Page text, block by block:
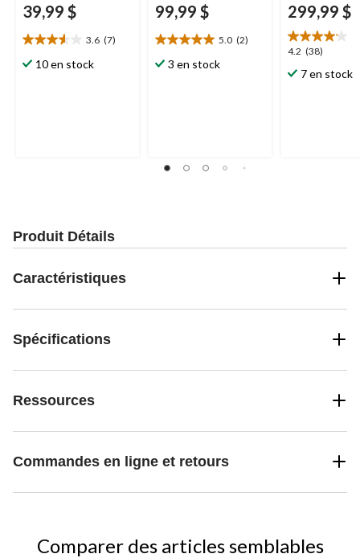
39,99 $
3.6 (7)
3.6
étoile(s)
10 en stock
99,99 $
5.0 (2)
5.0
étoile(s)
3 en stock
299,99 $
4.2 (38)
4.2
étoile(s)
sur
7 en stock
Produit Détails
Caractéristiques
Spécifications
Ressources
Commandes en ligne et retours
Comparer des articles semblables